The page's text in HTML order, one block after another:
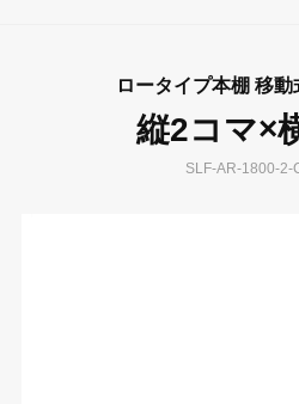
ロータイプ本棚 移
縦2コマ×
SLF-AR-1800-2-